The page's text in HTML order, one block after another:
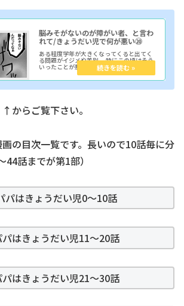
脳みそがないのが障がい者、と言わ
れて/きょうだい児で何が悪い⑳
ある程度学年が大きくなってくると出てく
る問題がイジメや差別。 特にこの頃はそう
いったことが悪いという風習があまりなか
ったので酷かった。 （ざっくり言えば教師
ですら…）
らご覧下さい。
の目次一覧です。長いので10話毎に分
44話までが第1部）
パはきょうだい児0～10話
パはきょうだい児11～20話
パはきょうだい児21～30話